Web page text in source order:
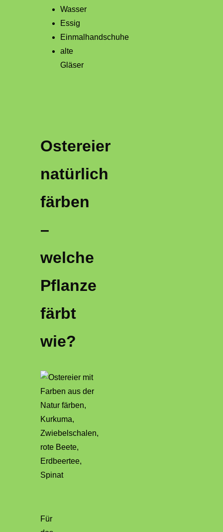
Wasser
Essig
Einmalhandschuhe
alte
Gläser
Ostereier
natürlich
färben
–
welche
Pflanze
färbt
wie?
Für